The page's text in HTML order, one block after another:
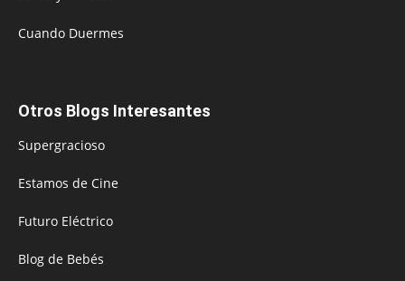
Cuando Duermes
Otros Blogs Interesantes
Supergracioso
Estamos de Cine
Futuro Eléctrico
Blog de Bebés